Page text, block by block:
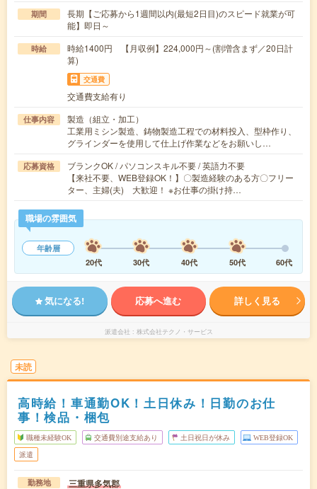
期間
長期【ご応募から1週間以内(最短2日目)のスピード就業が可
能】即日～
時給
時給1400円 【月収例】224,000円～(割増含まず／20日計
算)
交通費
交通費支給有り
仕事内容
製造（組立・加工）
工業用ミシン製造、鋳物製造工程での材料投入、型枠作り、
グラインダーを使用して仕上げ作業などをお願いし…
応募資格
ブランクOK / パソコンスキル不要 / 英語力不要
【来社不要、WEB登録OK！】〇製造経験のある方〇フリー
ター、主婦(夫) 大歓迎！ ※お仕事の掛け持…
職場の雰囲気
年齢層
20代
30代 40代 50代 60代
気になる! 応募へ進む 詳しく見る
派遣会社 株式会社テクノ・サービス
未読
高時給！車通勤OK！土日休み！日勤のお仕
事！検品・梱包
職種未経験OK 交通費別途支給あり 土日祝日が休み WEB登録OK
派遣
勤務地 三重県多気郡